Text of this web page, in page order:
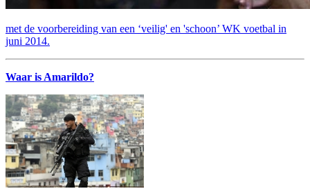
met de voorbereiding van een ‘veilig' en 'schoon’ WK voetbal in
juni 2014.
Waar is Amarildo?